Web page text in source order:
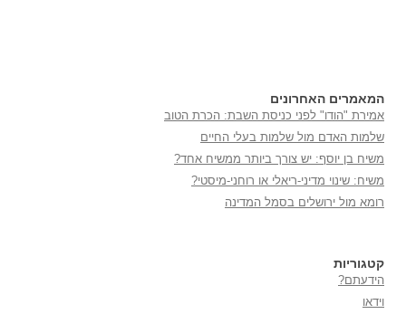
המאמרים האחרונים
אמירת "הודו" לפני כניסת השבת: הכרת הטוב
שלמות האדם מול שלמות בעלי החיים
משיח בן יוסף: יש צורך ביותר ממשיח אחד?
משיח: שינוי מדיני-ריאלי או רוחני-מיסטי?
רומא מול ירושלים בסמל המדינה
קטגוריות
הידעתם?
וידאו